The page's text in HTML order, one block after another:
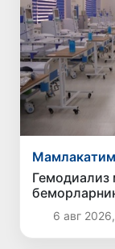
Гемодиализ
бюджети
мумкин
6 авг